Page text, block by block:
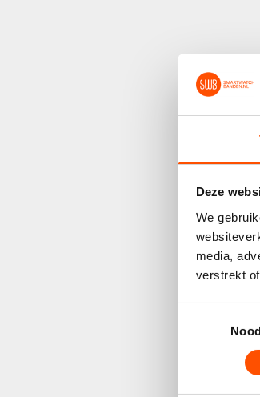
Deze
We
media,
verstrekt